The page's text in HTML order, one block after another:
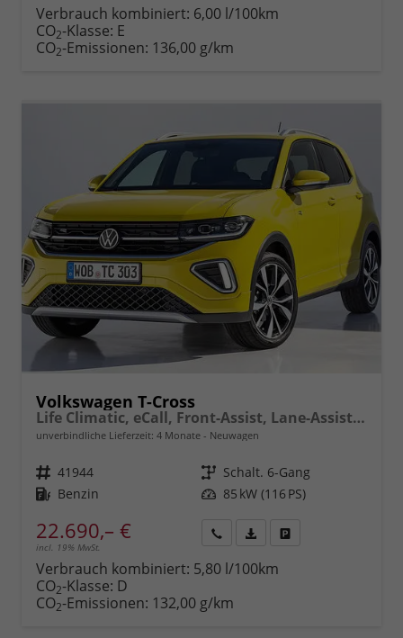
anfordern
Datei,
Verbrauch kombiniert: 6,00 l/100km
CO2-Klasse: E
CO2-Emissionen: 136,00 g/km
Volkswagen T-Cross
Life Climatic, eCall, Front-Assist, Lane-Assist, Bluetooth, ISOFIX, LED, 16" Alu uvm.
unverbindliche Lieferzeit: 4 Monate Neuwagen
Fahrzeugnr. 41944 Getriebe Schalt. 6-Gang
Kraftstoff Benzin Leistung 85 kW (116 PS)
22.690,– €
incl. 19% MwSt.
anfordern
Datei,
Verbrauch kombiniert: 5,80 l/100km
CO2-Klasse: D
CO2-Emissionen: 132,00 g/km